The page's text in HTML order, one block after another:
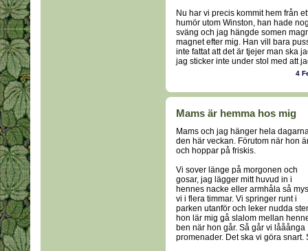
Nu har vi precis kommit hem från
humör utom Winston, han hade
sväng och jag hängde somen
magnet efter mig. Han vill bara
inte fattat att det är tjejer man ska
jag sticker inte under stol med att
4
Mams är hemma hos mig
Mams och jag hänger hela
den här veckan. Förutom när hon
och hoppar på friskis.
Vi sover länge på morgonen och
gosar, jag lägger mitt huvud in i
hennes nacke eller armhåla så
vi i flera timmar. Vi springer runt i
parken utanför och leker nudda
hon lär mig gå slalom mellan
ben när hon går. Så går vi lååånga
promenader. Det ska vi göra snart.